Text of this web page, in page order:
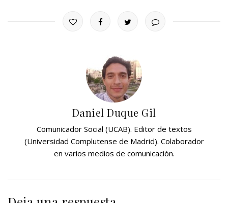
Daniel Duque Gil
Comunicador Social (UCAB). Editor de textos
(Universidad Complutense de Madrid). Colaborador
en varios medios de comunicación.